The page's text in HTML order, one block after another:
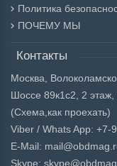
Политика
ПОЧЕМУ МЫ
Контакты
Москва,
Шоссе 89к1с2, 2
(Схема, как проехать)
Viber / Whats App: +7-
E-Mail:
Skype: